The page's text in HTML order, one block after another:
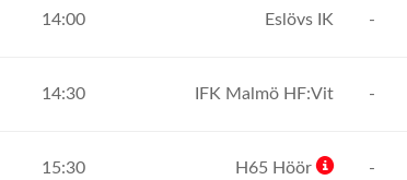
14:00 Eslövs IK -
14:30 IFK Malmö HF:Vit -
15:30 H65 Höör -